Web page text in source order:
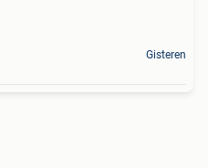
Gisteren